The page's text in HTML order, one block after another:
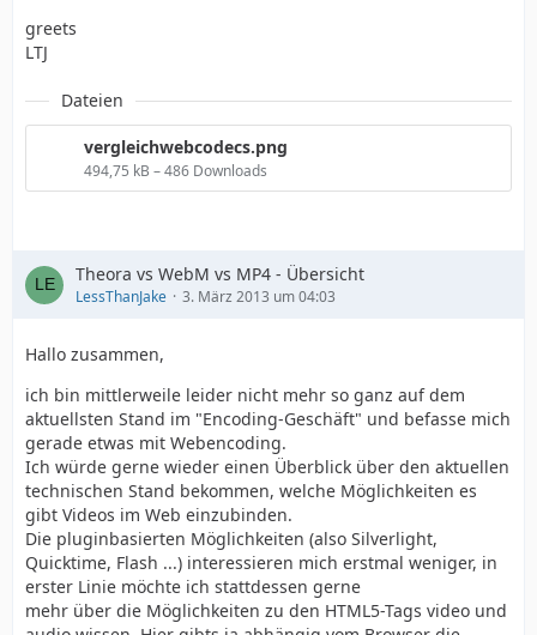
greets
LTJ
Dateien
vergleichwebcodecs.png
494,75 kB – 486 Downloads
Theora vs WebM vs MP4 - Übersicht
LessThanJake 3. März 2013 um 04:03
Hallo zusammen,
ich bin mittlerweile leider nicht mehr so ganz auf dem
aktuellsten Stand im "Encoding-Geschäft" und befasse mich
gerade etwas mit Webencoding.
Ich würde gerne wieder einen Überblick über den aktuellen
technischen Stand bekommen, welche Möglichkeiten es
gibt Videos im Web einzubinden.
Die pluginbasierten Möglichkeiten (also Silverlight,
Quicktime, Flash ...) interessieren mich erstmal weniger, in
erster Linie möchte ich stattdessen gerne
mehr über die Möglichkeiten zu den HTML5-Tags video und